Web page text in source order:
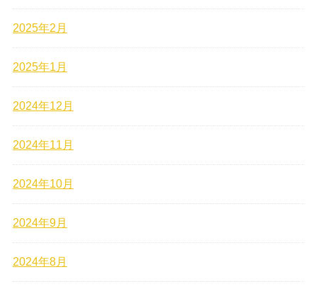
2025年2月
2025年1月
2024年12月
2024年11月
2024年10月
2024年9月
2024年8月